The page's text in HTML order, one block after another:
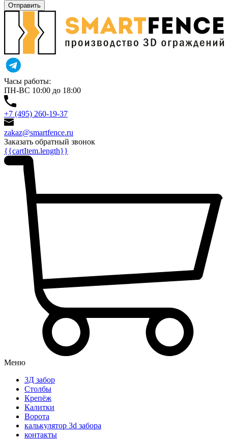
Отправить
Часы работы:
ПН-ВС 10:00 до 18:00
+7 (495) 260-19-37
zakaz@smartfence.ru
Заказать обратный звонок
{{cartItem.length}}
Меню
3Д забор
Столбы
Крепёж
Калитки
Ворота
калькулятор 3d забора
контакты